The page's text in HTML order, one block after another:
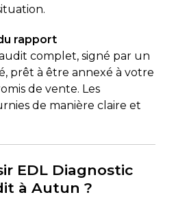
rapport
complet, signé par un
prêt à être annexé à votre
de vente. Les
de manière claire et
EDL Diagnostic
à Autun ?